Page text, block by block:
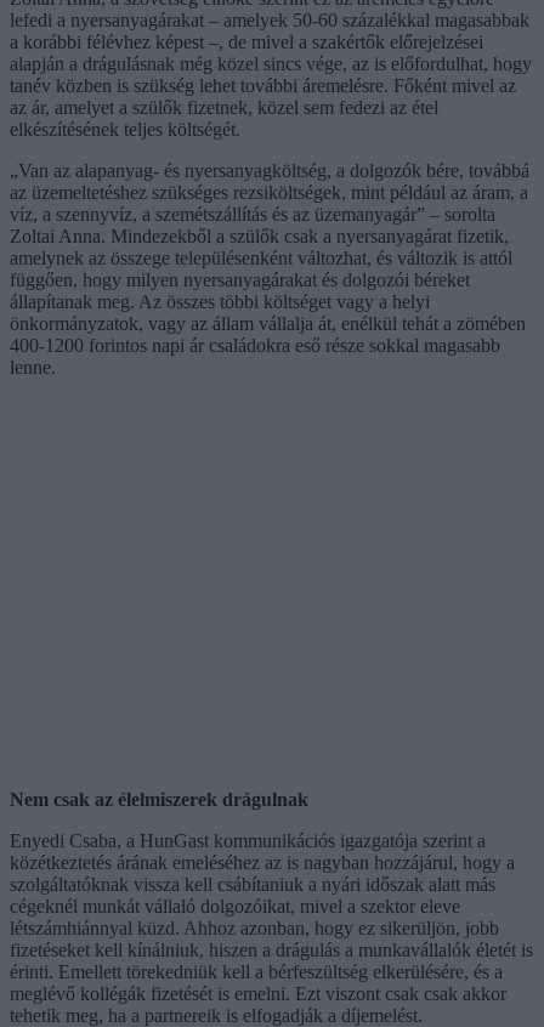
lefedi a nyersanyagárakat – amelyek 50-60 százalékkal magasabbak
a korábbi félévhez képest –, de mivel a szakértők előrejelzései
alapján a drágulásnak még közel sincs vége, az is előfordulhat, hogy
tanév közben is szükség lehet további áremelésre. Főként mivel az
az ár, amelyet a szülők fizetnek, közel sem fedezi az étel
elkészítésének teljes költségét.
„Van az alapanyag- és nyersanyagköltség, a dolgozók bére, továbbá
az üzemeltetéshez szükséges rezsiköltségek, mint például az áram, a
víz, a szennyvíz, a szemétszállítás és az üzemanyagár” – sorolta
Zoltai Anna. Mindezekből a szülők csak a nyersanyagárat fizetik,
amelynek az összege településenként változhat, és változik is attól
függően, hogy milyen nyersanyagárakat és dolgozói béreket
állapítanak meg. Az összes többi költséget vagy a helyi
önkormányzatok, vagy az állam vállalja át, enélkül tehát a zömében
400-1200 forintos napi ár családokra eső része sokkal magasabb
lenne.
Nem csak az élelmiszerek drágulnak
Enyedi Csaba, a HunGast kommunikációs igazgatója szerint a
közétkeztetés árának emeléséhez az is nagyban hozzájárul, hogy a
szolgáltatóknak vissza kell csábítaniuk a nyári időszak alatt más
cégeknél munkát vállaló dolgozóikat, mivel a szektor eleve
létszámhiánnyal küzd. Ahhoz azonban, hogy ez sikerüljön, jobb
fizetéseket kell kínálniuk, hiszen a drágulás a munkavállalók életét is
érinti. Emellett törekedniük kell a bérfeszültség elkerülésére, és a
meglévő kollégák fizetését is emelni. Ezt viszont csak csak akkor
tehetik meg, ha a partnereik is elfogadják a díjemelést.